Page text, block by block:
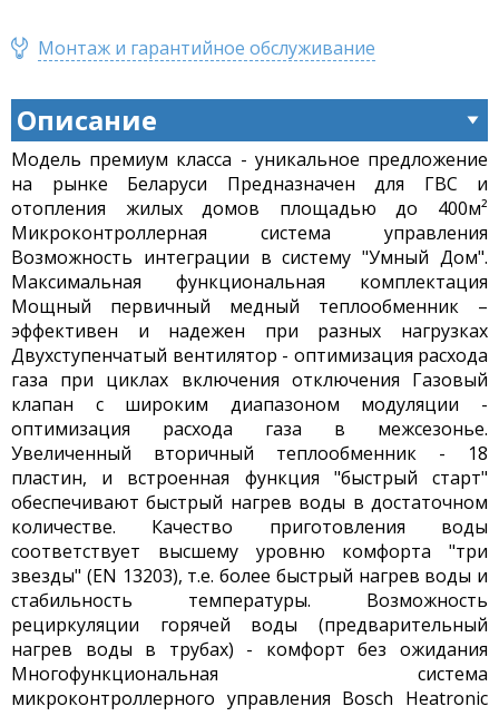
Монтаж и гарантийное обслуживание
Описание
Модель премиум класса - уникальное предложение
на рынке Беларуси Предназначен для ГВС и
отопления жилых домов площадью до 400м²
Микроконтроллерная система управления
Возможность интеграции в систему "Умный Дом".
Максимальная функциональная комплектация
Мощный первичный медный теплообменник –
эффективен и надежен при разных нагрузках
Двухступенчатый вентилятор - оптимизация расхода
газа при циклах включения отключения Газовый
клапан с широким диапазоном модуляции -
оптимизация расхода газа в межсезонье.
Увеличенный вторичный теплообменник - 18
пластин, и встроенная функция "быстрый старт"
обеспечивают быстрый нагрев воды в достаточном
количестве. Качество приготовления воды
соответствует высшему уровню комфорта "три
звезды" (EN 13203), т.е. более быстрый нагрев воды и
стабильность температуры. Возможность
рециркуляции горячей воды (предварительный
нагрев воды в трубах) - комфорт без ожидания
Многофункциональная система
микроконтроллерного управления Bosch Heatronic